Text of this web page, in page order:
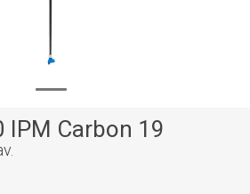
IPM Carbon 19